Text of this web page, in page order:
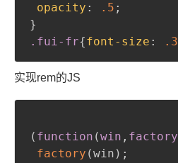
opacity : .5 ;
}
.fui-fr{font-size : .3
实现rem的JS
( function (win , factory
factory (win ) ;